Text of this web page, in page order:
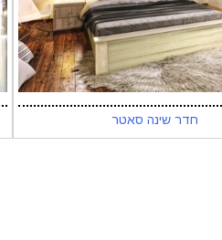
חדר שינה סאטר